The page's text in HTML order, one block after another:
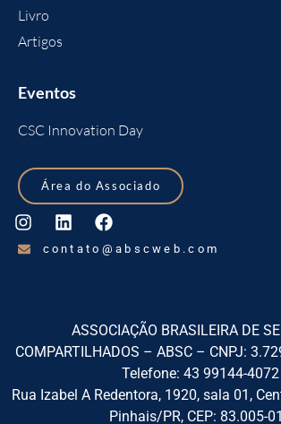
Livro
Artigos
Eventos
CSC Innovation Day
Área do Associado
contato@abscweb.com
ASSOCIAÇÃO BRASILEIRA DE
COMPARTILHADOS – ABSC – CNPJ:
Telefone: 43 99144-4072
Rua Izabel A Redentora, 1920, sala 01,
Pinhais/PR, CEP: 83.005-